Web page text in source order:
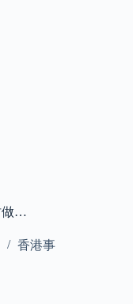
做…
香港事